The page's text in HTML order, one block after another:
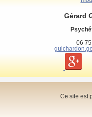
Gérard
06
Ce site est